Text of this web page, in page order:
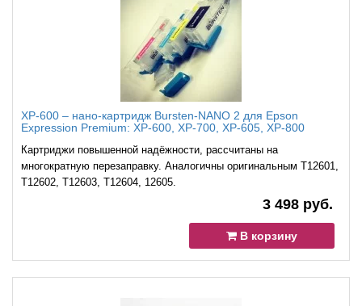
XP-600 – нано-картридж Bursten-NANO 2 для Epson
Expression Premium: XP-600, XP-700, XP-605, XP-800
Картриджи повышенной надёжности, рассчитаны на
многократную перезаправку. Аналогичны оригинальным T12601,
T12602, T12603, T12604, 12605.
3 498 руб.
В корзину